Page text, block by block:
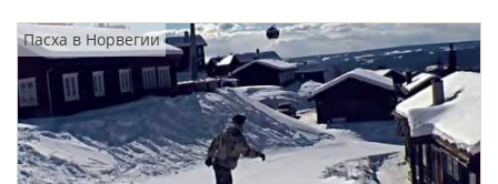
Пасха в Норвегии